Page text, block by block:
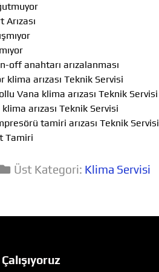
off anahtarı arızalanması
arızası Teknik Servisi
Vana klima arızası Teknik Servisi
arızası Teknik Servisi
tamiri arızası Teknik Servisi
Tamiri
Üst Kategori: Klima Servisi